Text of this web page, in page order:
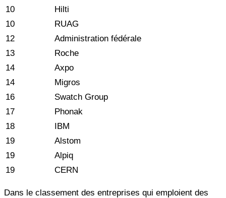
10
Hilti
10
RUAG
12
Administration fédérale
13
Roche
14
Axpo
14
Migros
16
Swatch Group
17
Phonak
18
IBM
19
Alstom
19
Alpiq
19
CERN
Dans le classement des entreprises qui emploient des